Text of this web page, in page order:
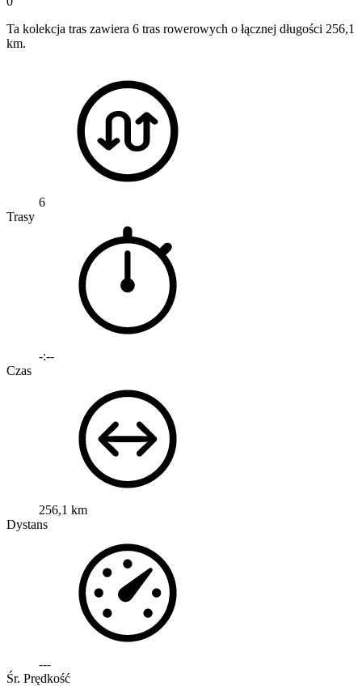
Ta kolekcja tras zawiera 6 tras rowerowych o łącznej długości 256,1
km.
6
Trasy
-:--
Czas
256,1 km
Dystans
---
Śr. Prędkość